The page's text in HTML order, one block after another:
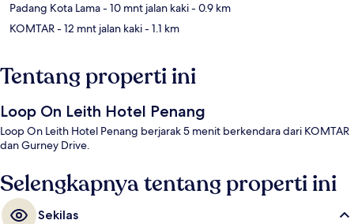
Padang Kota Lama- 10 mnt jalan kaki- 0.9 km
KOMTAR- 12 mnt jalan kaki- 1.1 km
Tentang properti ini
Loop On Leith Hotel Penang
Loop On Leith Hotel Penang berjarak 5 menit berkendara dari KOMTAR
dan Gurney Drive.
Selengkapnya tentang properti ini
Sekilas